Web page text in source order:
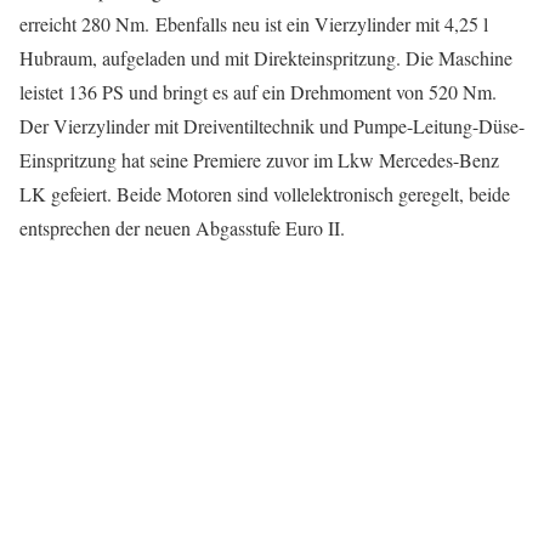
erreicht 280 Nm. Ebenfalls neu ist ein Vierzylinder mit 4,25 l
Hubraum, aufgeladen und mit Direkteinspritzung. Die Maschine
leistet 136 PS und bringt es auf ein Drehmoment von 520 Nm.
Der Vierzylinder mit Dreiventiltechnik und Pumpe-Leitung-Düse-
Einspritzung hat seine Premiere zuvor im Lkw Mercedes-Benz
LK gefeiert. Beide Motoren sind vollelektronisch geregelt, beide
entsprechen der neuen Abgasstufe Euro II.